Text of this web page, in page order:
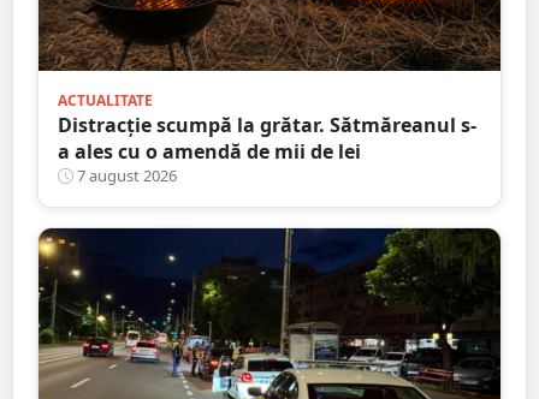
ACTUALITATE
Distracție scumpă la grătar. Sătmăreanul s-
a ales cu o amendă de mii de lei
7 august 2026